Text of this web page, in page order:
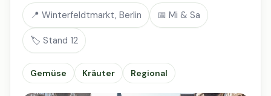
📍 Winterfeldtmarkt, Berlin 📅 Mi & Sa
🏷️ Stand 12
Gemüse Kräuter Regional